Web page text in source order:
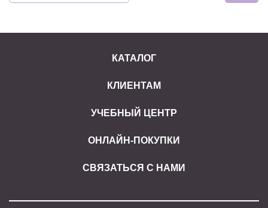
КАТАЛОГ
КЛИЕНТАМ
УЧЕБНЫЙ ЦЕНТР
ОНЛАЙН-ПОКУПКИ
СВЯЗАТЬСЯ С НАМИ